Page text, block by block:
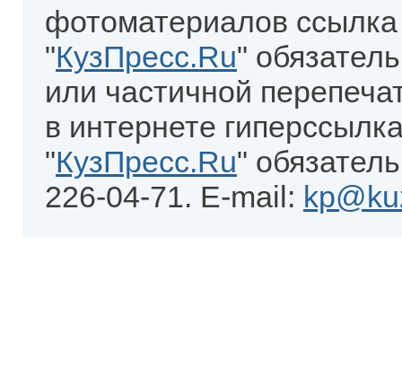
фотоматериалов
"КузПресс.Ru"
или частичной
в интернете
"КузПресс.Ru"
226-04-71. E-mail: